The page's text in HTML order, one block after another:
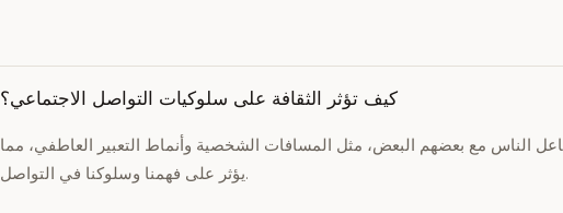
كيف تؤثر الثقافة على سلوكيات التواصل الاجتماعي؟
الناس مع بعضهم البعض، مثل المسافات الشخصية وأنماط التعبير العاطفي، مما
يؤثر على فهمنا وسلوكنا في التواصل.